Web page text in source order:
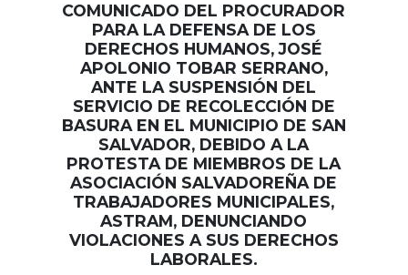
COMUNICADO DEL PROCURADOR
PARA LA DEFENSA DE LOS
DERECHOS HUMANOS, JOSÉ
APOLONIO TOBAR SERRANO,
ANTE LA SUSPENSIÓN DEL
SERVICIO DE RECOLECCIÓN DE
BASURA EN EL MUNICIPIO DE SAN
SALVADOR, DEBIDO A LA
PROTESTA DE MIEMBROS DE LA
ASOCIACIÓN SALVADOREÑA DE
TRABAJADORES MUNICIPALES,
ASTRAM, DENUNCIANDO
VIOLACIONES A SUS DERECHOS
LABORALES.